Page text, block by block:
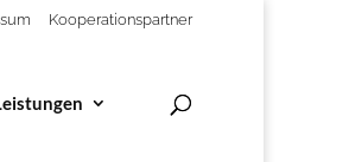
Kooperationspartner